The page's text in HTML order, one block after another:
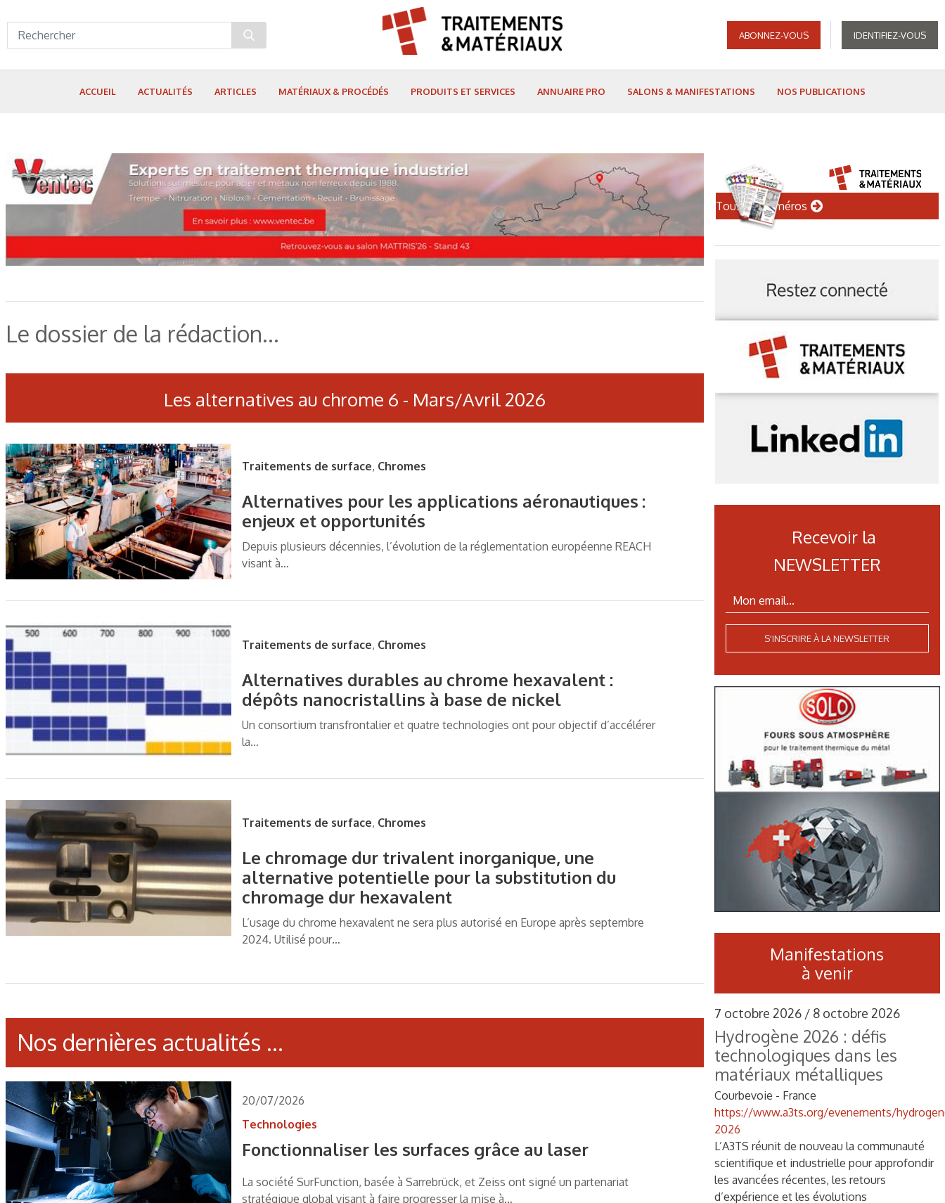
ABONNEZ-VOUS IDENTIFIEZ-VOUS
ACCUEIL ACTUALITÉS ARTICLES MATÉRIAUX & PROCÉDÉS PRODUITS ET SERVICES ANNUAIRE PRO SALONS & MANIFESTATIONS NOS PUBLICATIONS
Le dossier de la rédaction...
Les alternatives au chrome 6 - Mars/Avril 2026
Traitements de surface, Chromes
Alternatives pour les applications aéronautiques :
enjeux et opportunités
Depuis plusieurs décennies, l’évolution de la réglementation européenne REACH
visant à…
Traitements de surface, Chromes
Alternatives durables au chrome hexavalent :
dépôts nanocristallins à base de nickel
Un consortium transfrontalier et quatre technologies ont pour objectif d’accélérer
la…
Traitements de surface, Chromes
Le chromage dur trivalent inorganique, une
alternative potentielle pour la substitution du
chromage dur hexavalent
L’usage du chrome hexavalent ne sera plus autorisé en Europe après septembre
2024. Utilisé pour…
Nos dernières actualités ...
20/07/2026
Technologies
Fonctionnaliser les surfaces grâce au laser
La société SurFunction, basée à Sarrebrück, et Zeiss ont signé un partenariat
stratégique global visant à faire progresser la mise à…
Tous les numéros
Recevoir la
NEWSLETTER
S'INSCRIRE À LA NEWSLETTER
Manifestations
à venir
7 octobre 2026 / 8 octobre 2026
Hydrogène 2026 : défis
technologiques dans les
matériaux métalliques
Courbevoie - France
https://www.a3ts.org/evenements/
2026
L’A3TS réunit de nouveau la communauté
scientifique et industrielle pour approfondir
les avancées récentes, les retours
d’expérience et les évolutions